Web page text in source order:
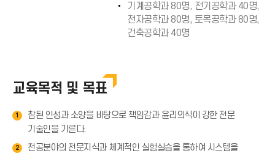
기계공학과 80명, 전기공학과 40명,
전자공학과 80명, 토목공학과 80명,
건축공학과 40명
교육목적 및 목표
1
참된 인성과 소양을 바탕으로 책임감과 윤리의식이 강한 전문
기술인을 기른다.
2
전공분야의 전문지식과 체계적인 실험실습을 통하여 시스템을